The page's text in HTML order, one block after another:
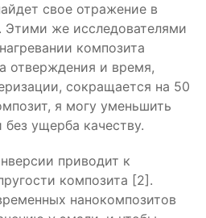
свое отражение в
Этими же исследователями
композита
отверждения и время,
сокращается на 50
я могу уменьшить
ущерба качеству.
приводит к
композита [2].
нанокомпозитов